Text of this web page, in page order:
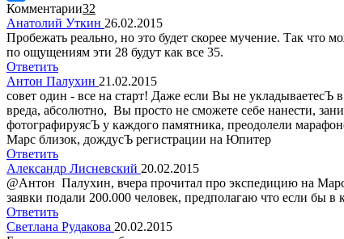
Комментарии32
Анатолий Уткин 26.02.2015
Пробежать реально, но это будет скорее мучение. Так что
по ощущениям эти 28 будут как все 35.
Ответить
Антон Палухин 21.02.2015
совет один - все на старт! Даже если Вы не
вреда, абсолютно, Вы просто не сможете себе нанести,
фотографируясЪ у каждого памятника, преодолели
Марс близок, дождусЪ регистрации на Юпитер
Ответить
Александр Лисневский 20.02.2015
@Антон Палухин, вчера прочитал про экспедицию на
заявки подали 200.000 человек, предполагаю что если бы в
Ответить
Светлана Рудакова 20.02.2015